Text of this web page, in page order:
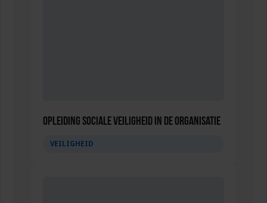
Opleiding Sociale Veiligheid in de Organisatie
VEILIGHEID